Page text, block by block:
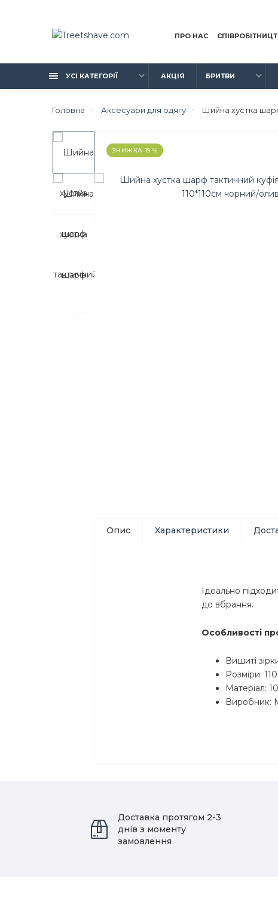
ПРО НАС
УСІ КАТЕГОРІЇ АКЦІЯ БРИТВИ
Головна Аксесуари для одягу Шийна хустка
ЗНИЖКА 19 %
Опис Характеристики
Ідеально
до вбрання.
Особливості
Вишиті
Розміри:
Матеріал:
Виробник:
Доставка протягом 2-3
днів з моменту
замовлення